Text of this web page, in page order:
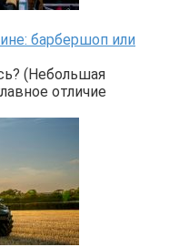
барбершоп или
(Небольшая
отличие